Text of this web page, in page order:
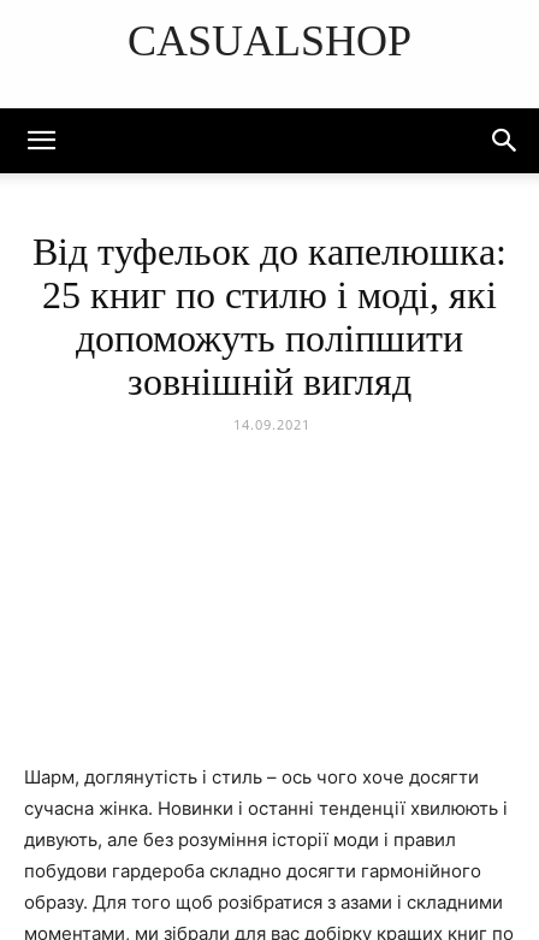
CASUALSHOP
Від туфельок до капелюшка:
25 книг по стилю і моді, які
допоможуть поліпшити
зовнішній вигляд
14.09.2021
Шарм, доглянутість і стиль – ось чого хоче досягти
сучасна жінка. Новинки і останні тенденції хвилюють і
дивують, але без розуміння історії моди і правил
побудови гардероба складно досягти гармонійного
образу. Для того щоб розібратися з азами і складними
моментами, ми зібрали для вас добірку кращих книг по